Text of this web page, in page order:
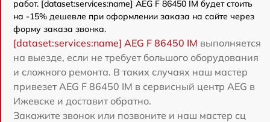
работ. [dataset:services:name] AEG F 86450 IM будет стоить
на -15% дешевле при оформлении заказа на сайте через
форму заказа звонка.
[dataset:services:name] AEG F 86450 IM выполняется
на выезде, если не требует большого оборудования
и сложного ремонта. В таких случаях наш мастер
привезет AEG F 86450 IM в сервисный центр AEG в
Ижевске и доставит обратно.
Закажите звонок или позвоните и наш мастер сц